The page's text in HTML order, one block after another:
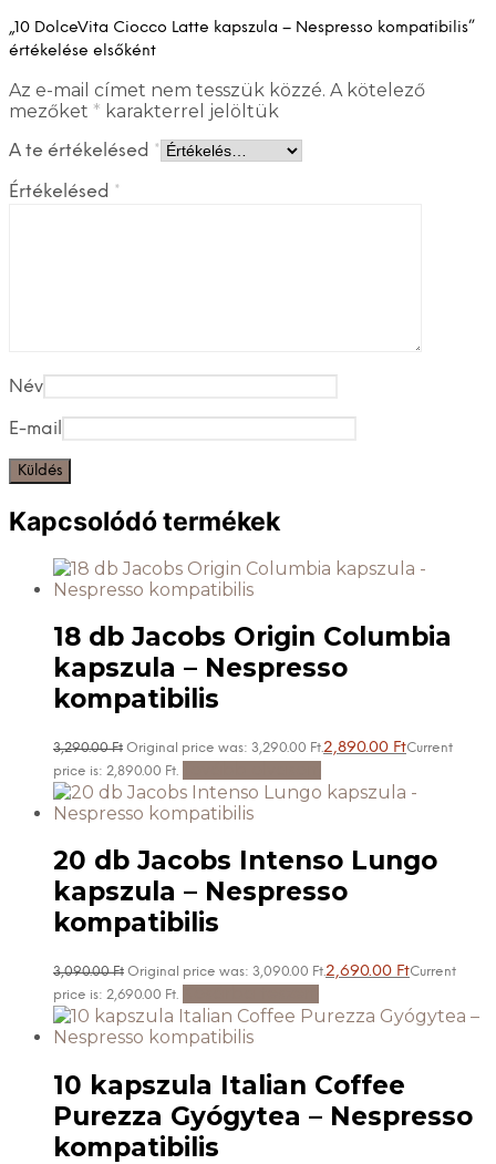
„10 DolceVita Ciocco Latte kapszula – Nespresso kompatibilis”
értékelése elsőként
Az e-mail címet nem tesszük közzé. A kötelező
mezőket * karakterrel jelöltük
A te értékelésed *
Értékelésed *
Név
E-mail
Kapcsolódó termékek
18 db Jacobs Origin Columbia
kapszula – Nespresso
kompatibilis
3,290.00Ft Original price was: 3,290.00 Ft.2,890.00 FtCurrent
price is: 2,890.00 Ft.
20 db Jacobs Intenso Lungo
kapszula – Nespresso
kompatibilis
3,090.00Ft Original price was: 3,090.00 Ft.2,690.00 FtCurrent
price is: 2,690.00 Ft.
10 kapszula Italian Coffee
Purezza Gyógytea – Nespresso
kompatibilis